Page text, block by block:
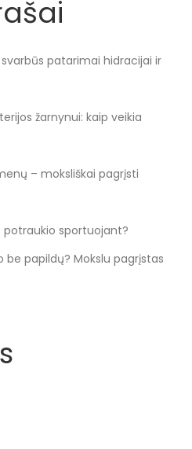
patarimai hidracijai ir
žarnynui: kaip veikia
– moksliškai pagrįsti
sportuojant?
papildų? Mokslu pagrįstas